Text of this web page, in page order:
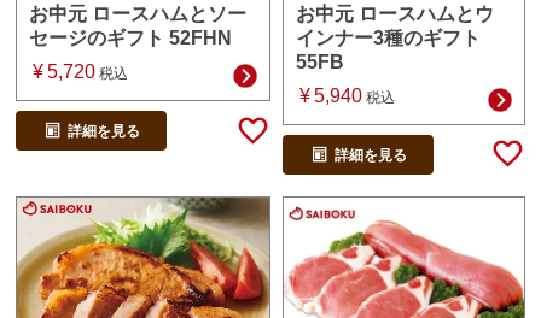
お中元 ロースハムとソー
セージのギフト 52FHN
¥ 5,720 税込
詳細を見る
お中元 ロースハムとウ
インナー3種のギフト
55FB
¥5,940 税込
詳細を見る